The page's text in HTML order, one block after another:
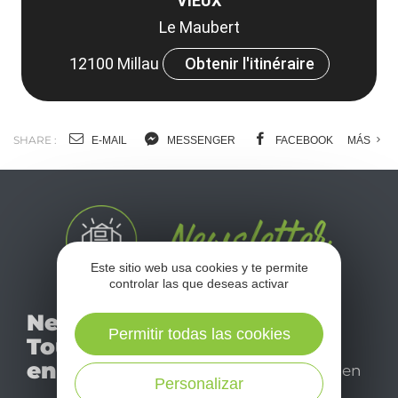
Le Maubert
12100 Millau
Obtenir l'itinéraire
SHARE : E-MAIL MESSENGER FACEBOOK MÁS
Newsletter
Tourismo
en Aveyron
mensual newsletter y
disfrutar de su estancia en
el Aveyron.
Este sitio web usa cookies y te permite
controlar las que deseas activar
Personalizar
Permitir todas las cookies